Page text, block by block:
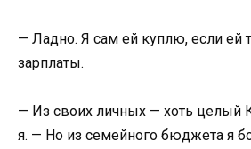
— Ладно. Я сам ей куплю, если ей
зарплаты.
— Из своих личных — хоть целый
я. — Но из семейного бюджета я